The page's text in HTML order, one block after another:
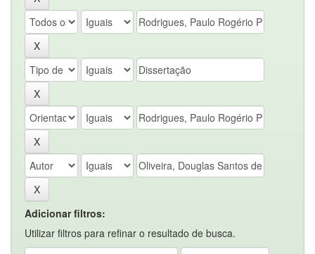
Adicionar filtros:
Utilizar filtros para refinar o resultado de busca.